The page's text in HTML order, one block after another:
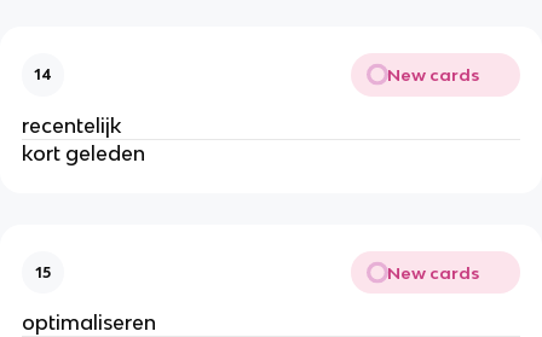
14 New cards
recentelijk
kort geleden
15 New cards
optimaliseren